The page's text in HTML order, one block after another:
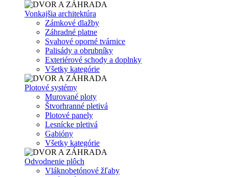
Vonkajšia architektúra
Zámkové dlažby
Záhradné platne
Svahové oporné tvárnice
Palisády a obrubníky
Exteriérové schody a doplnky
Všetky kategórie
Plotové systémy
Murované ploty
Štvorhranné pletivá
Plotové panely
Lesnícke pletivá
Gabióny
Všetky kategórie
Odvodnenie plôch
Vláknobetónové žľaby